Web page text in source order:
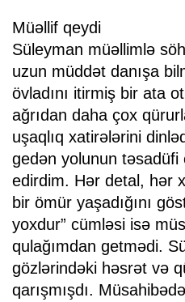
Müəllif qeydi
Süleyman müəllimlə
uzun müddət danışa
övladını itirmiş bir ata
ağrıdan daha çox
uşaqlıq xatirələrini
gedən yolunun təsadüfi
edirdim. Hər detal, hər
bir ömür yaşadığını
yoxdur” cümləsi isə
qulağımdan getmədi.
gözlərindəki həsrət və
qarışmışdı.